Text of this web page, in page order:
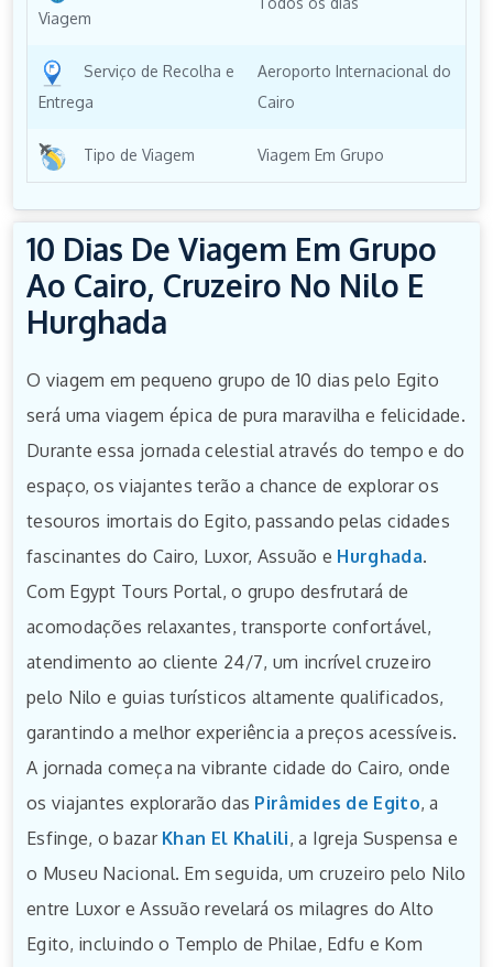
Viagem
Serviço de Recolha e
Entrega
Aeroporto Internacional do
Cairo
Tipo de Viagem Viagem Em Grupo
10 Dias De Viagem Em Grupo
Ao Cairo, Cruzeiro No Nilo E
Hurghada
O viagem em pequeno grupo de 10 dias pelo Egito
será uma viagem épica de pura maravilha e felicidade.
Durante essa jornada celestial através do tempo e do
espaço, os viajantes terão a chance de explorar os
tesouros imortais do Egito, passando pelas cidades
fascinantes do Cairo, Luxor, Assuão e Hurghada.
Com Egypt Tours Portal, o grupo desfrutará de
acomodações relaxantes, transporte confortável,
atendimento ao cliente 24/7, um incrível cruzeiro
pelo Nilo e guias turísticos altamente qualificados,
garantindo a melhor experiência a preços acessíveis.
A jornada começa na vibrante cidade do Cairo, onde
os viajantes explorarão das Pirâmides de Egito, a
Esfinge, o bazar Khan El Khalili, a Igreja Suspensa e
o Museu Nacional. Em seguida, um cruzeiro pelo Nilo
entre Luxor e Assuão revelará os milagres do Alto
Egito, incluindo o Templo de Philae, Edfu e Kom